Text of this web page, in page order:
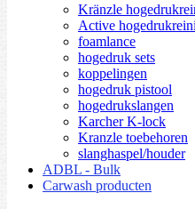
Kränzle
Active
foamlance
hogedruk sets
koppelingen
hogedruk pistool
hogedrukslangen
Karcher K-lock
Kranzle toebehoren
slanghaspel/houder
ADBL - Bulk
Carwash producten